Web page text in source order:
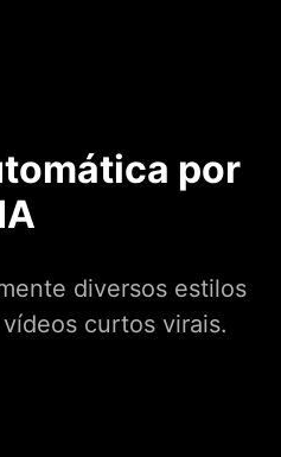
por
IA
diversos estilos
curtos virais.